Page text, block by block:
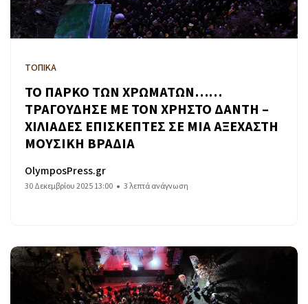
ΤΟΠΙΚΑ
ΤΟ ΠΑΡΚΟ ΤΩΝ ΧΡΩΜΑΤΩΝ……
ΤΡΑΓΟΥΔΗΣΕ ΜΕ ΤΟΝ ΧΡΗΣΤΟ ΔΑΝΤΗ –
ΧΙΛΙΑΔΕΣ ΕΠΙΣΚΕΠΤΕΣ ΣΕ ΜΙΑ ΑΞΕΧΑΣΤΗ
ΜΟΥΣΙΚΗ ΒΡΑΔΙΑ
OlymposPress.gr
30 Δεκεμβρίου 2025 13:00 3 λεπτά ανάγνωση